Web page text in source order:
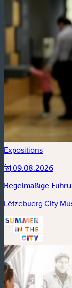
Expositions
09.08.2026
Regelmäßige
Lëtzebuerg City